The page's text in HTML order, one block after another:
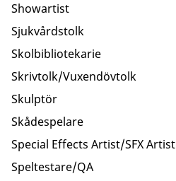
Showartist
Sjukvårdstolk
Skolbibliotekarie
Skrivtolk/Vuxendövtolk
Skulptör
Skådespelare
Special Effects Artist/SFX Artist
Speltestare/QA